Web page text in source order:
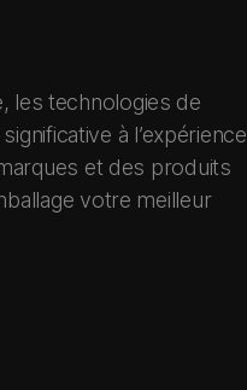
les technologies de
à l’expérience
et des produits
votre meilleur